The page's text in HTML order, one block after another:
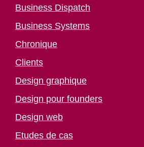
Business Dispatch
Business Systems
Chronique
Clients
Design graphique
Design pour founders
Design web
Etudes de cas